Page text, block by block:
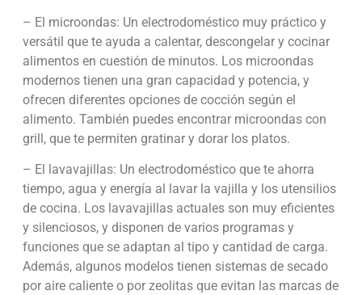
– El microondas: Un electrodoméstico muy práctico y
versátil que te ayuda a calentar, descongelar y cocinar
alimentos en cuestión de minutos. Los microondas
modernos tienen una gran capacidad y potencia, y
ofrecen diferentes opciones de cocción según el
alimento. También puedes encontrar microondas con
grill, que te permiten gratinar y dorar los platos.
– El lavavajillas: Un electrodoméstico que te ahorra
tiempo, agua y energía al lavar la vajilla y los utensilios
de cocina. Los lavavajillas actuales son muy eficientes
y silenciosos, y disponen de varios programas y
funciones que se adaptan al tipo y cantidad de carga.
Además, algunos modelos tienen sistemas de secado
por aire caliente o por zeolitas que evitan las marcas de